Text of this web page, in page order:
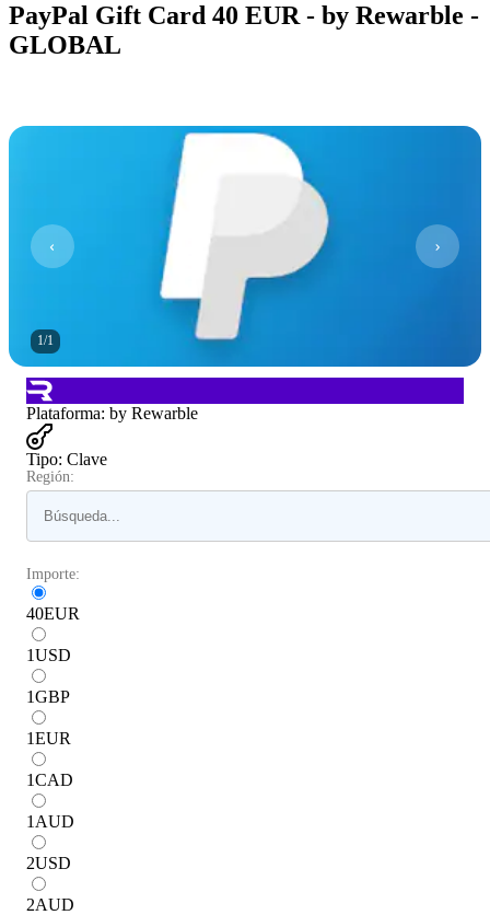
PayPal Gift Card 40 EUR - by Rewarble -
GLOBAL
1/1
Plataforma: by Rewarble
Tipo: Clave
Región:
Importe:
40EUR
1USD
1GBP
1EUR
1CAD
1 AUD
2USD
2AUD